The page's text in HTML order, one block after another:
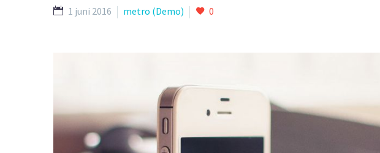
1 juni 2016 metro (Demo) 0